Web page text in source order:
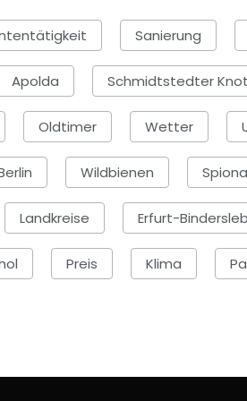
Sanierung
Apolda Schmidtstedter
Oldtimer Wetter
Wildbienen
Landkreise Erfurt-
Preis Klima